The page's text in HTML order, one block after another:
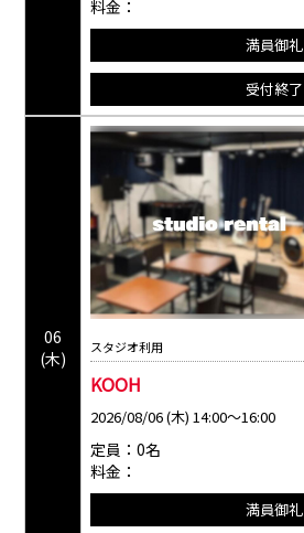
料金：
満員御礼
受付終了
06
(木)
スタジオ利用
KOOH
2026/08/06 (木) 14:00～16:00
定員：0名
料金：
満員御礼